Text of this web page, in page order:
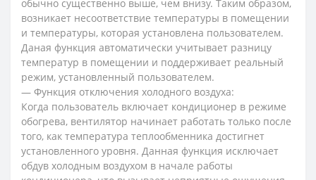
обычно существенно выше, чем внизу. Таким образом,
возникает несоответствие температуры в помещении
и температуры, которая установлена пользователем.
Даная функция автоматически учитывает разницу
температур в помещении и поддерживает реальный
режим, установленный пользователем.
— Функция отключения холодного воздуха:
Когда пользователь включает кондиционер в режиме
обогрева, вентилятор начинает работать только после
того, как температура теплообменника достигнет
установленного уровня. Данная функция исключает
обдув холодным воздухом в начале работы